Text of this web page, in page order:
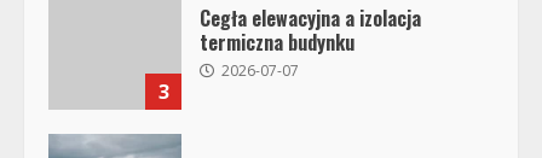
3
Cegła elewacyjna a izolacja
termiczna budynku
2026-07-07